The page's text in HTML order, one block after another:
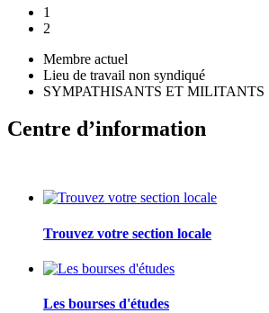
1
2
Membre actuel
Lieu de travail non syndiqué
SYMPATHISANTS ET MILITANTS
Centre d’information
Trouvez votre section locale
Les bourses d'études